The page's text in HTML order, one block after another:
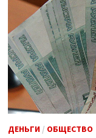
ДЕНЬГИ/ ОБЩЕСТВО